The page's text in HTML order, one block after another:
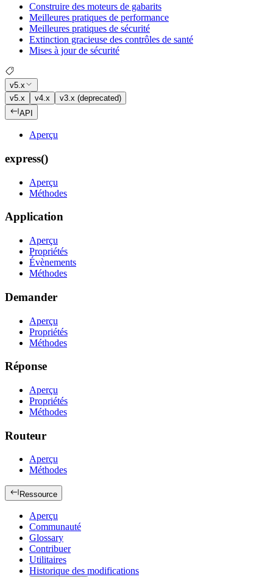
Construire des moteurs de gabarits
Meilleures pratiques de performance
Meilleures pratiques de sécurité
Extinction gracieuse des contrôles de santé
Mises à jour de sécurité
v5.x
v5.x
v4.x
v3.x (deprecated)
API
Aperçu
express()
Aperçu
Méthodes
Application
Aperçu
Propriétés
Évènements
Méthodes
Demander
Aperçu
Propriétés
Méthodes
Réponse
Aperçu
Propriétés
Méthodes
Routeur
Aperçu
Méthodes
Ressource
Aperçu
Communauté
Glossary
Contribuer
Utilitaires
Historique des modifications